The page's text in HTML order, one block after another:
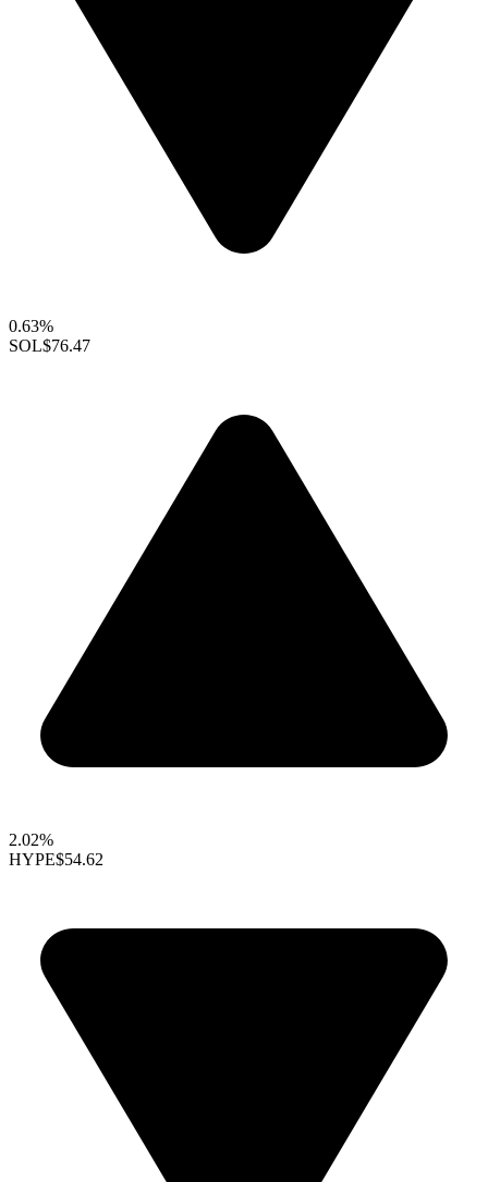
0.63%
SOL$76.47
2.02%
HYPE$54.62